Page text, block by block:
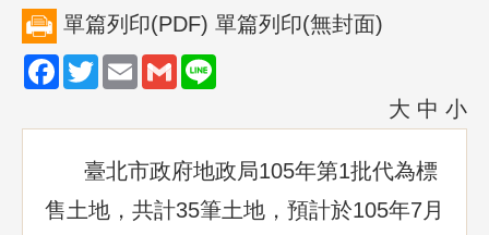
單篇列印(PDF) 單篇列印(無封面)
Facebook
TwitterEmailGmail
大 中 小
臺北市政府地政局105年第1批代為標
售土地，共計35筆土地，預計於105年7月